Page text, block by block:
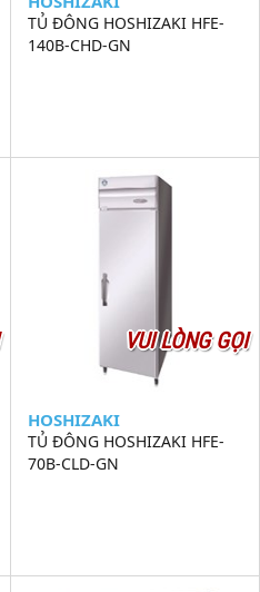
TỦ ĐÔNG HOSHIZAKI HFE-
140B-CHD-GN
VUI LÒNG GỌI
HOSHIZAKI
TỦ ĐÔNG HOSHIZAKI HFE-
70B-CLD-GN